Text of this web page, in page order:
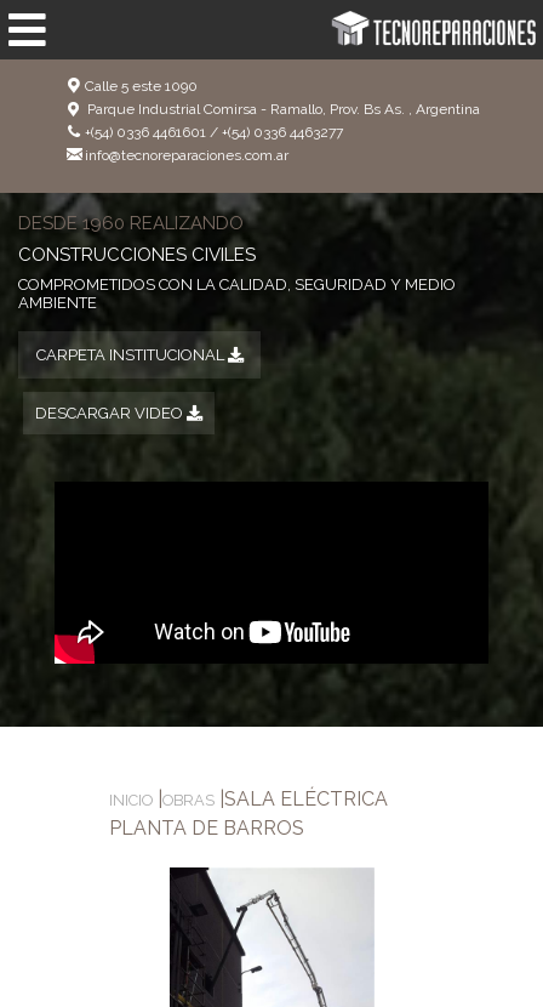
Calle 5 este 1090
Parque Industrial Comirsa - Ramallo, Prov. Bs As. , Argentina
+(54) 0336 4461601 / +(54) 0336 4463277
info@tecnoreparaciones.com.ar
DESDE 1960 REALIZANDO
CONSTRUCCIONES CIVILES
COMPROMETIDOS CON LA CALIDAD, SEGURIDAD Y MEDIO
AMBIENTE
CARPETA INSTITUCIONAL
DESCARGAR VIDEO
INICIO OBRAS SALA ELÉCTRICA
PLANTA DE BARROS